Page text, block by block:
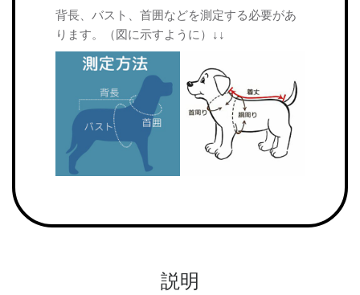
背長、バスト、首囲などを測定する必要があ
ります。（図に示すように）↓↓
説明